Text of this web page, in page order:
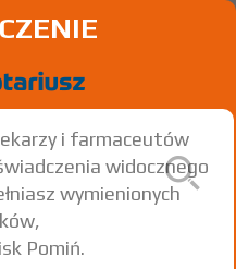
i farmaceutów
widocznego
wymienionych
Pomiń.